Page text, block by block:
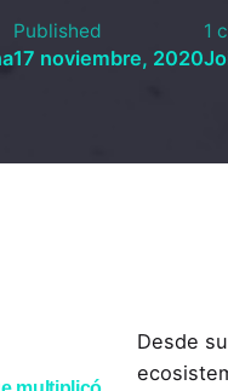
Published
17 noviembre, 2020
1
Desde